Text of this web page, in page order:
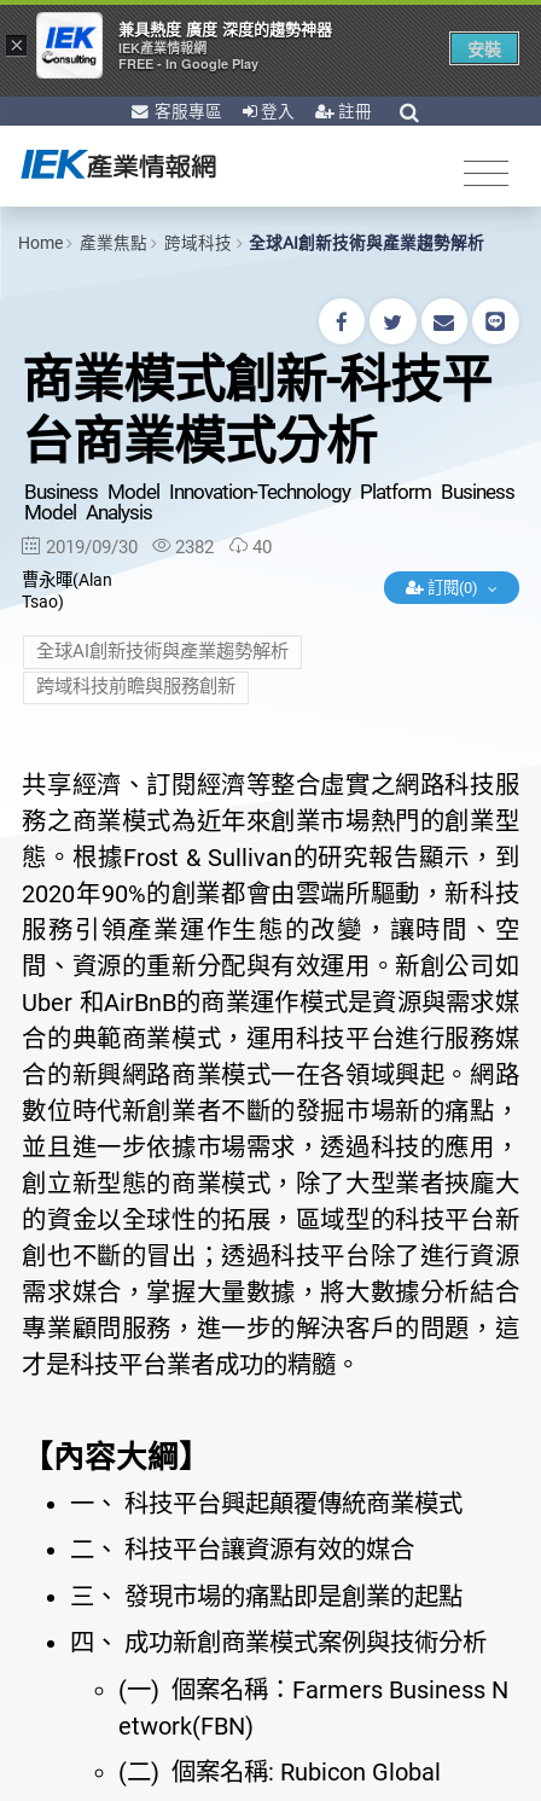
客服專區 登入 註冊
Home 產業焦點 跨域科技 全球AI創新技術與產業趨勢解析
商業模式創新-科技平
台商業模式分析
Business Model Innovation-Technology Platform Business
Model Analysis
2019/09/30 2382 40
曹永暉(Alan
Tsao)
訂閱(0)
全球AI創新技術與產業趨勢解析
跨域科技前瞻與服務創新
共享經濟、訂閱經濟等整合虛實之網路科技服
務之商業模式為近年來創業市場熱門的創業型
態。根據Frost & Sullivan的研究報告顯示，到
2020年90%的創業都會由雲端所驅動，新科技
服務引領產業運作生態的改變，讓時間、空
間、資源的重新分配與有效運用。新創公司如
Uber 和AirBnB的商業運作模式是資源與需求媒
合的典範商業模式，運用科技平台進行服務媒
合的新興網路商業模式一在各領域興起。網路
數位時代新創業者不斷的發掘市場新的痛點，
並且進一步依據市場需求，透過科技的應用，
創立新型態的商業模式，除了大型業者挾龐大
的資金以全球性的拓展，區域型的科技平台新
創也不斷的冒出；透過科技平台除了進行資源
需求媒合，掌握大量數據，將大數據分析結合
專業顧問服務，進一步的解決客戶的問題，這
才是科技平台業者成功的精髓。
【內容大綱】
一、 科技平台興起顛覆傳統商業模式
二、 科技平台讓資源有效的媒合
三、 發現市場的痛點即是創業的起點
四、 成功新創商業模式案例與技術分析
(一) 個案名稱：Farmers Business N
etwork(FBN)
(二) 個案名稱: Rubicon Global
×
兼具熱度 廣度 深度的趨勢神器
IEK產業情報網
FREE - In Google Play
安裝